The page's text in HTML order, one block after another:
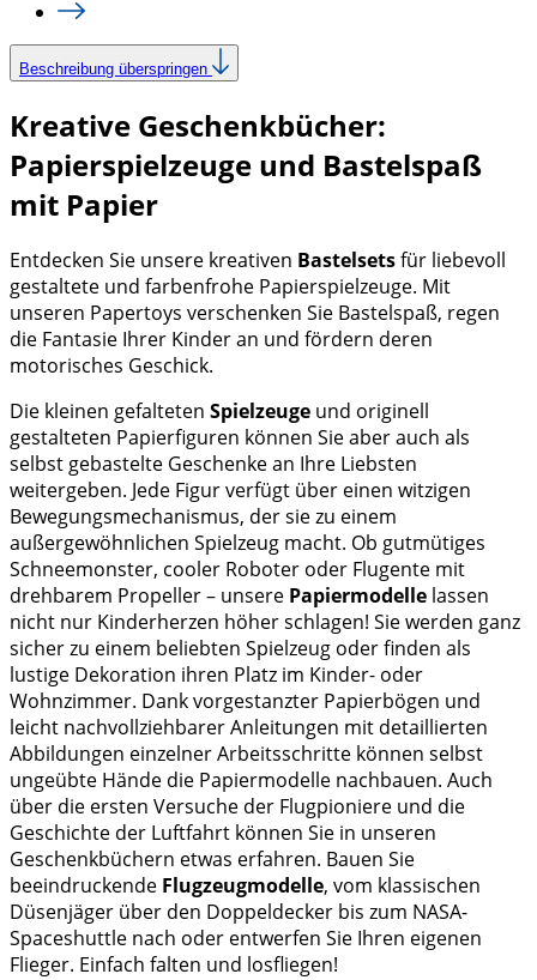
Beschreibung überspringen
Kreative Geschenkbücher:
Papierspielzeuge und Bastelspaß
mit Papier
Entdecken Sie unsere kreativen Bastelsetsfür liebevoll
gestaltete und farbenfrohe Papierspielzeuge. Mit
unseren Papertoys verschenken Sie Bastelspaß, regen
die Fantasie Ihrer Kinder an und fördern deren
motorisches Geschick.
Die kleinen gefalteten Spielzeuge und originell
gestalteten Papierfiguren können Sie aber auch als
selbst gebastelte Geschenke an Ihre Liebsten
weitergeben. Jede Figur verfügt über einen witzigen
Bewegungsmechanismus, der sie zu einem
außergewöhnlichen Spielzeug macht. Ob gutmütiges
Schneemonster, cooler Roboter oder Flugente mit
drehbarem Propeller – unsere Papiermodelle lassen
nicht nur Kinderherzen höher schlagen! Sie werden ganz
sicher zu einem beliebten Spielzeug oder finden als
lustige Dekoration ihren Platz im Kinder- oder
Wohnzimmer. Dank vorgestanzter Papierbögen und
leicht nachvollziehbarer Anleitungen mit detaillierten
Abbildungen einzelner Arbeitsschritte können selbst
ungeübte Hände die Papiermodelle nachbauen. Auch
über die ersten Versuche der Flugpioniere und die
Geschichte der Luftfahrt können Sie in unseren
Geschenkbüchern etwas erfahren. Bauen Sie
beeindruckende Flugzeugmodelle, vom klassischen
Düsenjäger über den Doppeldecker bis zum NASA-
Spaceshuttle nach oder entwerfen Sie Ihren eigenen
Flieger. Einfach falten und losfliegen!